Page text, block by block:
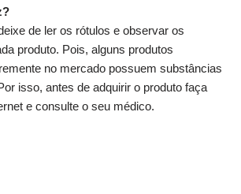
de ler os rótulos e observar os
produto. Pois, alguns produtos
no mercado possuem substâncias
isso, antes de adquirir o produto faça
e consulte o seu médico.